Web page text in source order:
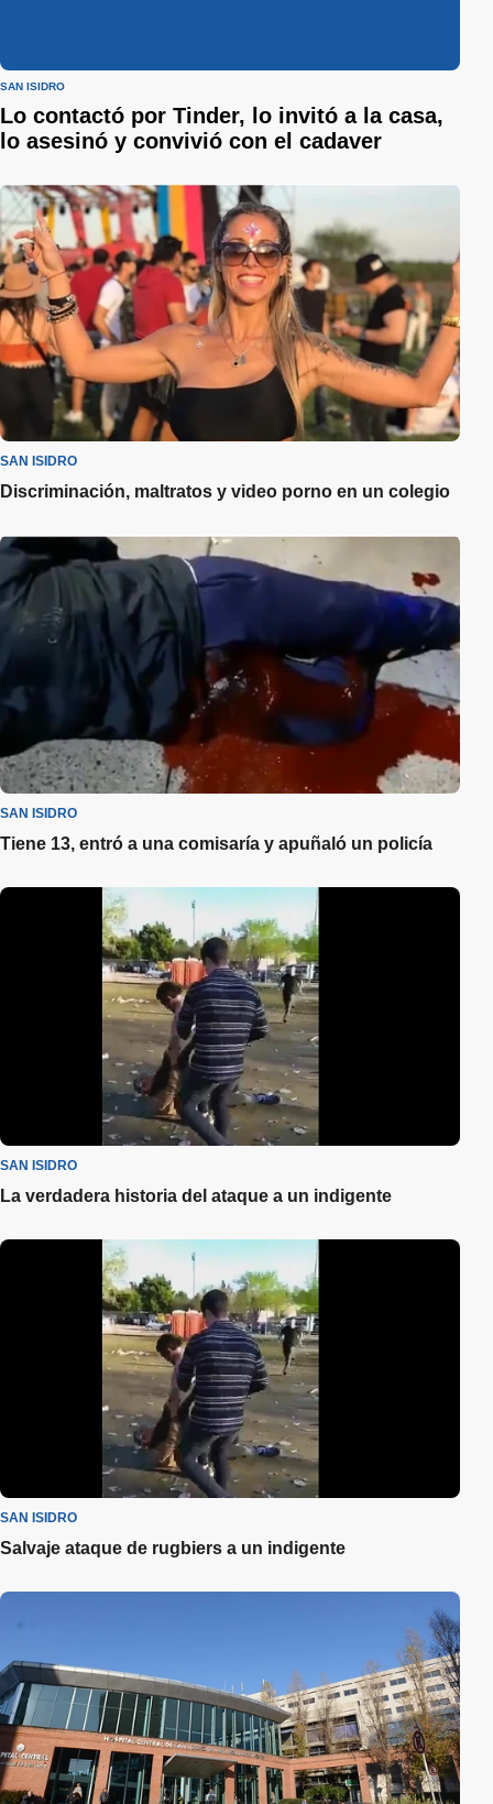
SAN ISIDRO
Lo contactó por Tinder, lo invitó a la casa,
lo asesinó y convivió con el cadaver
SAN ISIDRO
Discriminación, maltratos y video porno en un colegio
SAN ISIDRO
Tiene 13, entró a una comisaría y apuñaló un policía
SAN ISIDRO
La verdadera historia del ataque a un indigente
SAN ISIDRO
Salvaje ataque de rugbiers a un indigente